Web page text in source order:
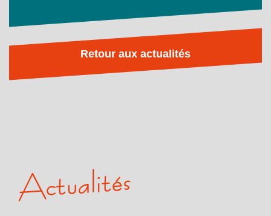
Retour aux actualités
Actualités